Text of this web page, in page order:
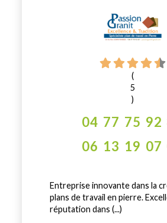
(
5
)
04 77 75 92
06 13 19 07
Entreprise innovante dans la
plans de travail en pierre.
réputation dans (...)